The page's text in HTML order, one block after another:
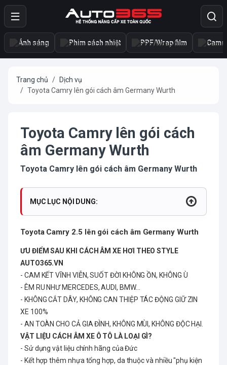
Ánh sáng Phim cách nhiệt PPF/Wrap film
Trang chủ
Dịch vụ
Toyota Camry lên gói cách âm Germany Wurth
Toyota Camry lên gói cách
âm Germany Wurth
Toyota Camry lên gói cách âm Germany Wurth
MỤC LỤC NỘI DUNG:
Toyota Camry 2.5 lên gói cách âm Germany Wurth
ƯU ĐIỂM SAU KHI CÁCH ÂM XE HƠI THEO STYLE
AUTO365.VN
- CAM KẾT VĨNH VIỄN, SUỐT ĐỜI KHÔNG ỒN, KHÔNG Ù
- ÊM RU NHƯ MERCEDES, AUDI, BMW...
- KHÔNG CẮT DÂY, KHÔNG CAN THIỆP TÁC ĐỘNG GIỮ ZIN
XE 100%
- AN TOÀN CHO CẢ GIA ĐÌNH, KHÔNG MÙI, KHÔNG ĐỘC HẠI.
VẬT LIỆU CÁCH ÂM XE Ô TÔ LÀ LOẠI GÌ?
- Sử dụng vật liệu chính hãng của Đức
- Kết hợp thêm nhựa tổng hợp, da thuộc và nhiều "phụ kiện